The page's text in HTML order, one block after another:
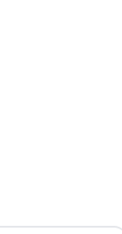
do
e outras 40